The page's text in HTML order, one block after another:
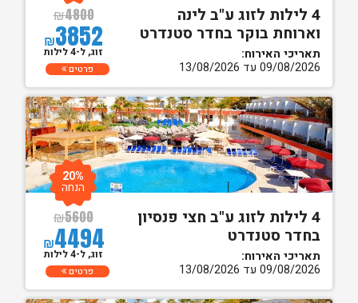
4 לילות לזוג ע"ב לינה
וארוחת בוקר בחדר סטנדרט
תאריכי האירוח:
09/08/2026 עד 13/08/2026
₪4800
₪3852
זוג, ל-4 לילות
פרטים
4 לילות לזוג ע"ב חצי פנסיון
בחדר סטנדרט
תאריכי האירוח:
09/08/2026 עד 13/08/2026
₪5600
₪4494
20%
הנחה
זוג, ל-4 לילות
פרטים